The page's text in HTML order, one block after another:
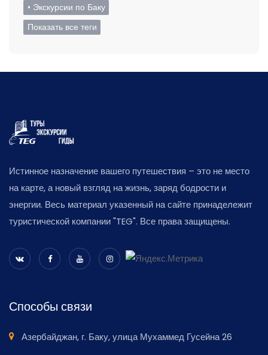
• Экскурсии по Баку
Показать все теги
Истинное назначение вашего путешествия – это не место
на карте, а новый взгляд на жизнь, заряд бодрости и
энергии. Весь материал указенный на сайте принадележит
туристической компании "TEG". Все права защищены.
Способы связи
Азербайджан, г. Баку, улица Мухаммед Гусейна 26